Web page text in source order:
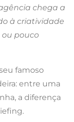
chega a
à criatividade
ou pouco
famoso
entre uma
a diferença